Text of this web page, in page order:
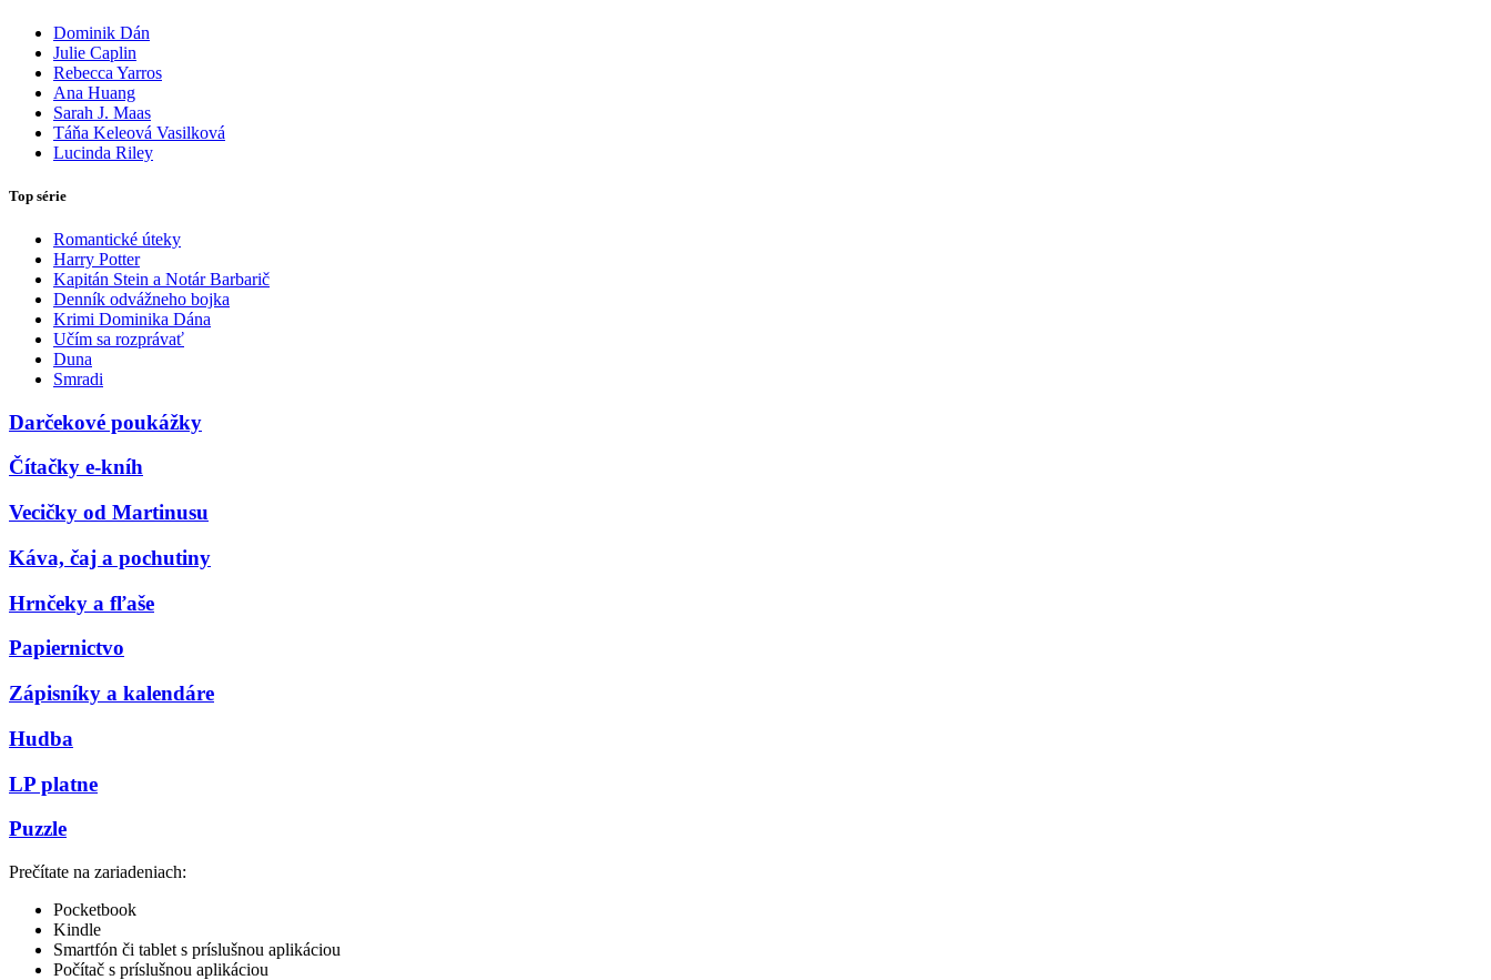
Dominik Dán
Julie Caplin
Rebecca Yarros
Ana Huang
Sarah J. Maas
Táňa Keleová Vasilková
Lucinda Riley
Top série
Romantické úteky
Harry Potter
Kapitán Stein a Notár Barbarič
Denník odvážneho bojka
Krimi Dominika Dána
Učím sa rozprávať
Duna
Smradi
Darčekové poukážky
Čítačky e-kníh
Vecičky od Martinusu
Káva, čaj a pochutiny
Hrnčeky a fľaše
Papiernictvo
Zápisníky a kalendáre
Hudba
LP platne
Puzzle
Prečítate na zariadeniach:
Pocketbook
Kindle
Smartfón či tablet s príslušnou aplikáciou
Počítač s príslušnou aplikáciou